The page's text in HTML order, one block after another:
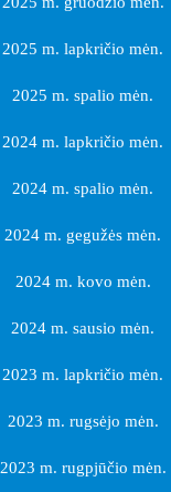
2025 m. lapkričio mėn.
2025 m. spalio mėn.
2024 m. lapkričio mėn.
2024 m. spalio mėn.
2024 m. gegužės mėn.
2024 m. kovo mėn.
2024 m. sausio mėn.
2023 m. lapkričio mėn.
2023 m. rugsėjo mėn.
2023 m. rugpjūčio mėn.